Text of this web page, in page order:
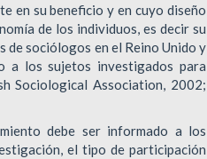
en su beneficio y en cuyo diseño
de los individuos, es decir su
de sociólogos en el Reino Unido y
a los sujetos investigados para
Sociological Association, 2002;
debe ser informado a los
el tipo de participación